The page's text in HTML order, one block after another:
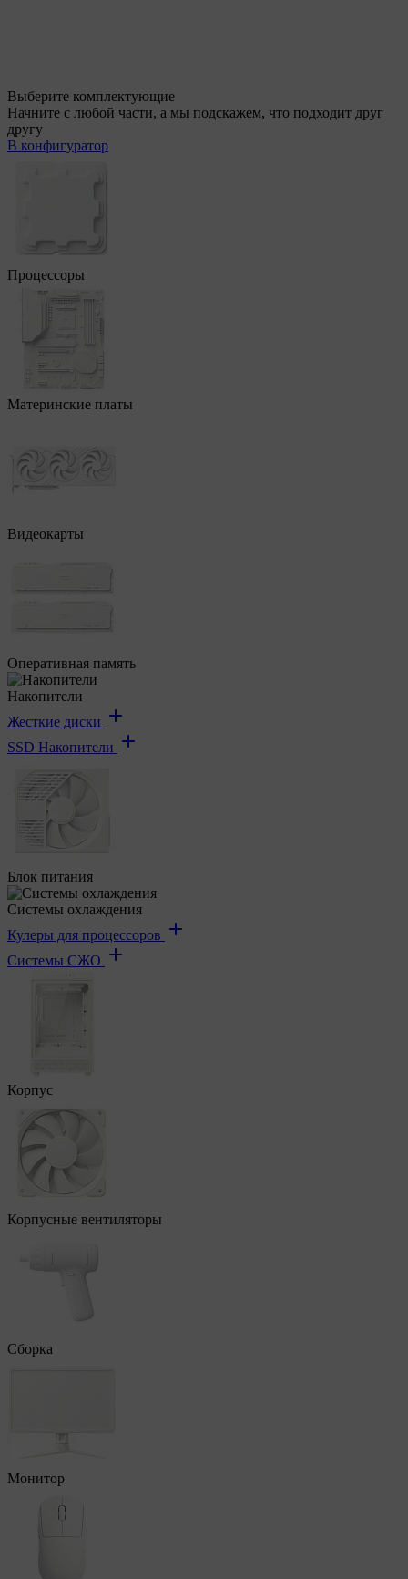
Выберите комплектующие
Начните с любой части, а мы подскажем, что подходит друг
другу
В конфигуратор
Процессоры
Материнские платы
Видеокарты
Оперативная память
Накопители
Жесткие диски
SSD Накопители
Блок питания
Системы охлаждения
Кулеры для процессоров
Системы СЖО
Корпус
Корпусные вентиляторы
Сборка
Монитор